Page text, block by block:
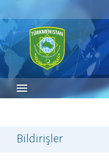
Bildirişler